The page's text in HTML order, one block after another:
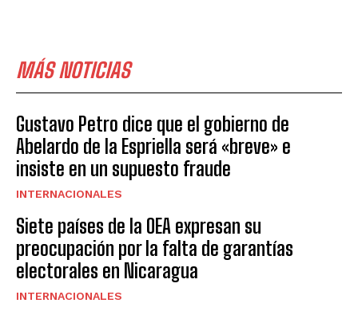
MÁS NOTICIAS
Gustavo Petro dice que el gobierno de
Abelardo de la Espriella será «breve» e
insiste en un supuesto fraude
INTERNACIONALES
Siete países de la OEA expresan su
preocupación por la falta de garantías
electorales en Nicaragua
INTERNACIONALES